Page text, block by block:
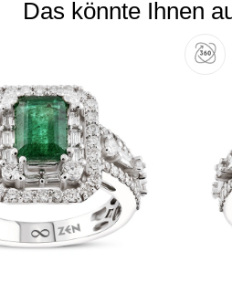
Das könnte Ihnen